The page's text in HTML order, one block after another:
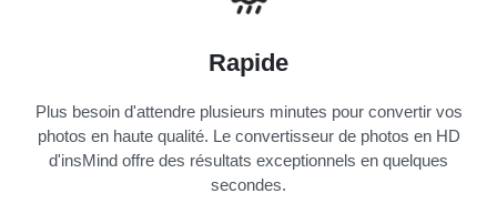
Rapide
Plus besoin d'attendre plusieurs minutes pour convertir vos
photos en haute qualité. Le convertisseur de photos en HD
d'insMind offre des résultats exceptionnels en quelques
secondes.